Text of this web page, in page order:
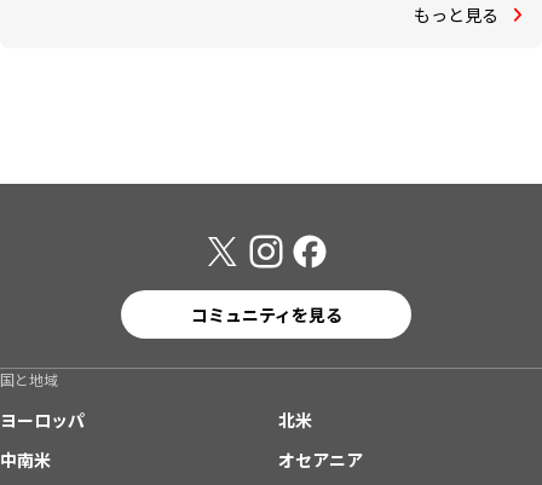
もっと見る
コミュニティを見る
国と地域
ヨーロッパ
北米
中南米
オセアニア